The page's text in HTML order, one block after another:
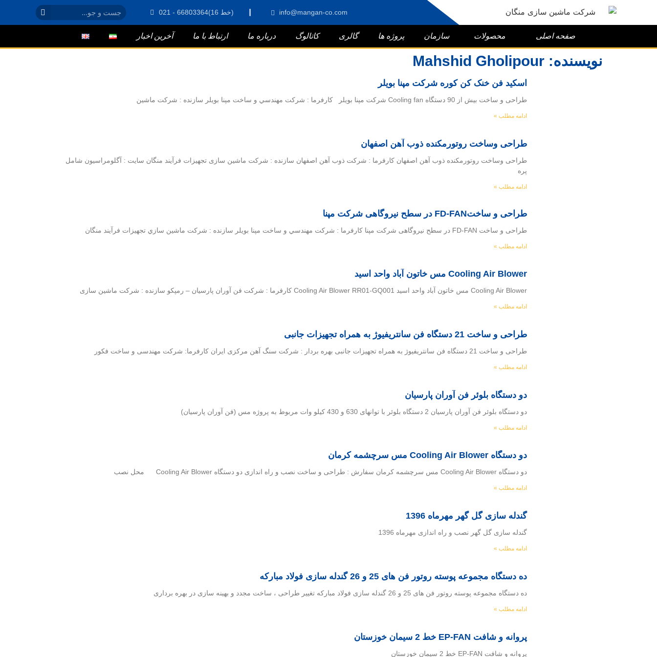
info@mangan-co.com 021 - 66803364(16 خط)
صفحه اصلی محصولات سازمان پروژه ها گالری کاتالوگ درباره ما ارتباط با ما آخرین اخبار
نویسنده: Mahshid Gholipour
اسکید فن خنک کن کوره شرکت مپنا بویلر
طراحی و ساخت بیش از 90 دستگاه Cooling fan شرکت مپنا بویلر كارفرما : شركت مهندسي و ساخت مپنا بويلر سازنده : شركت ماشين
ادامه مطلب »
طراحی وساخت روتورمکنده ذوب آهن اصفهان
طراحی وساخت روتورمکنده ذوب آهن اصفهان كارفرما : شركت ذوب آهن اصفهان سازنده : شركت ماشين سازی تجهيزات فرآيند منگان سايت : آگلومراسيون شامل
پره
ادامه مطلب »
طراحی و ساختFD-FAN در سطح نیروگاهی شرکت مپنا
طراحی و ساخت FD-FAN در سطح نیروگاهی شرکت مپنا كارفرما : شركت مهندسي و ساخت مپنا بويلر سازنده : شركت ماشين سازي تجهيزات فرآيند منگان
ادامه مطلب »
Cooling Air Blower مس خاتون آباد واحد اسید
Cooling Air Blower مس خاتون آباد واحد اسید Cooling Air Blower RR01-GQ001 کارفرما : شرکت فن آوران پارسیان – رمپکو سازنده : شرکت ماشین سازی
ادامه مطلب »
طراحی و ساخت 21 دستگاه فن سانتریفیوژ به همراه تجهیزات جانبی
طراحی و ساخت 21 دستگاه فن سانتریفیوژ به همراه تجهیزات جانبی بهره بردار : شرکت سنگ آهن مرکزی ایران کارفرما: شرکت مهندسی و ساخت فکور
ادامه مطلب »
دو دستگاه بلوئر فن آوران پارسیان
دو دستگاه بلوئر فن آوران پارسیان 2 دستگاه بلوئر با توانهای 630 و 430 کیلو وات مربوط به پروژه مس (فن آوران پارسیان)
ادامه مطلب »
دو دستگاه Cooling Air Blower مس سرچشمه کرمان
دو دستگاه Cooling Air Blower مس سرچشمه کرمان سفارش : طراحی و ساخت نصب و راه اندازی دو دستگاه Cooling Air Blower محل نصب
ادامه مطلب »
گندله سازی گل گهر مهرماه 1396
گندله سازی گل گهر نصب و راه اندازی مهرماه 1396
ادامه مطلب »
ده دستگاه مجموعه پوسته روتور فن های 25 و 26 گندله سازی فولاد مبارکه
ده دستگاه مجموعه پوسته روتور فن های 25 و 26 گندله سازی فولاد مبارکه تغییر طراحی ، ساخت مجدد و بهینه سازی در بهره برداری
ادامه مطلب »
پروانه و شافت EP-FAN خط 2 سیمان خوزستان
پروانه و شافت EP-FAN خط 2 سیمان خوزستان